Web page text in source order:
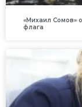
«Михаил Сомов»
флага